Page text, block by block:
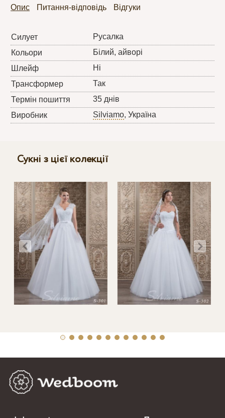
Опис Питання-відповідь Відгуки
Силует
Русалка
Кольори
Білий, айворі
Шлейф
Ні
Трансформер
Так
Термін пошиття
35 днів
Виробник
Silviamo, Україна
Сукні з цієї колекції